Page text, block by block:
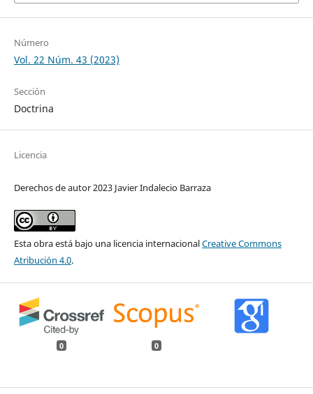
Número
Vol. 22 Núm. 43 (2023)
Sección
Doctrina
Licencia
Derechos de autor 2023 Javier Indalecio Barraza
Esta obra está bajo una licencia internacionalCreative Commons
Atribución 4.0.
0 0